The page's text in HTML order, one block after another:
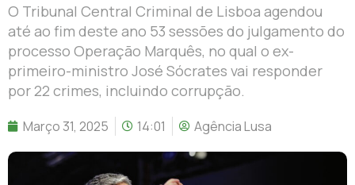
O Tribunal Central Criminal de Lisboa agendou
até ao fim deste ano 53 sessões do julgamento do
processo Operação Marquês, no qual o ex-
primeiro-ministro José Sócrates vai responder
por 22 crimes, incluindo corrupção.
Março 31, 2025 14:01 Agência Lusa